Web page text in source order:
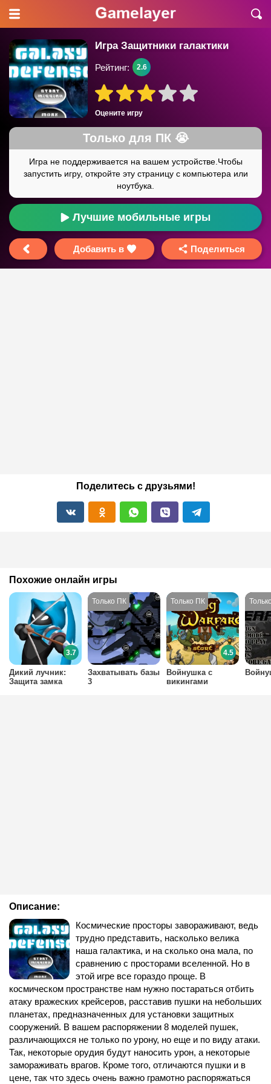
Игра Защитники галактики
Оцените игру
Рейтинг: 2.6
Лучшие мобильные игры
Добавить в Поделиться
Поделитесь с друзьями!
Описание:
Космические просторы завораживают, ведь
трудно представить, насколько велика
наша галактика, и на сколько она мала, по
сравнению с просторами вселенной. Но в
этой игре все гораздо проще. В
космическом пространстве нам нужно постараться отбить
атаку вражеских крейсеров, расставив пушки на небольших
планетах, предназначенных для установки защитных
сооружений. В вашем распоряжении 8 моделей пушек,
различающихся не только по урону, но еще и по виду атаки.
Так, некоторые орудия будут наносить урон, а некоторые
замораживать врагов. Кроме того, отличаются пушки и в
цене, так что здесь очень важно грамотно распоряжаться
Похожие онлайн игры
Захватывать базы
3
Войнушка с
викингами
4.5
Дикий лучник:
Защита замка
3.7